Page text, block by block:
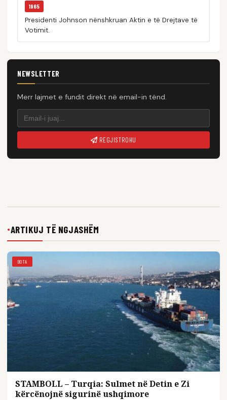
1965
Presidenti Johnson nënshkruan Aktin e të Drejtave të
Votimit.
NEWSLETTER
Merr lajmet e fundit direkt në email-in tënd.
REGJISTROHU
●ARTIKUJ TË NGJASHËM
BOTA
STAMBOLL – Turqia: Sulmet në Detin e Zi
kërcënojnë sigurinë ushqimore